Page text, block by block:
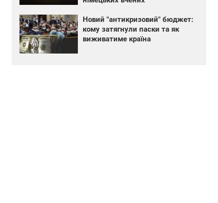
Новий "антикризовий" бюджет:
кому затягнули паски та як
виживатиме країна